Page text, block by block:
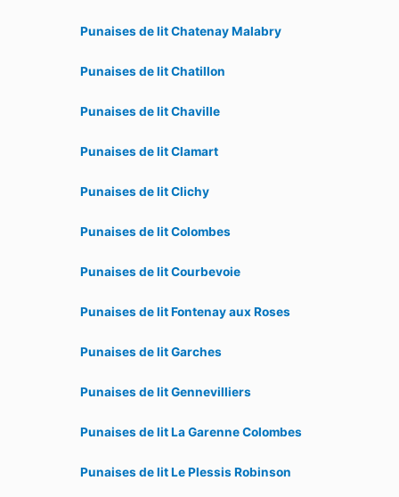
Punaises de lit Chatenay Malabry
Punaises de lit Chatillon
Punaises de lit Chaville
Punaises de lit Clamart
Punaises de lit Clichy
Punaises de lit Colombes
Punaises de lit Courbevoie
Punaises de lit Fontenay aux Roses
Punaises de lit Garches
Punaises de lit Gennevilliers
Punaises de lit La Garenne Colombes
Punaises de lit Le Plessis Robinson